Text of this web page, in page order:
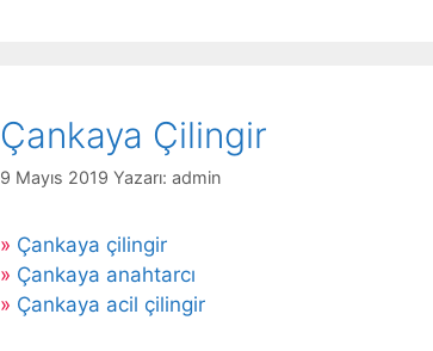
Çankaya Çilingir
9 Mayıs 2019 Yazarı: admin
» Çankaya çilingir
» Çankaya anahtarcı
» Çankaya acil çilingir